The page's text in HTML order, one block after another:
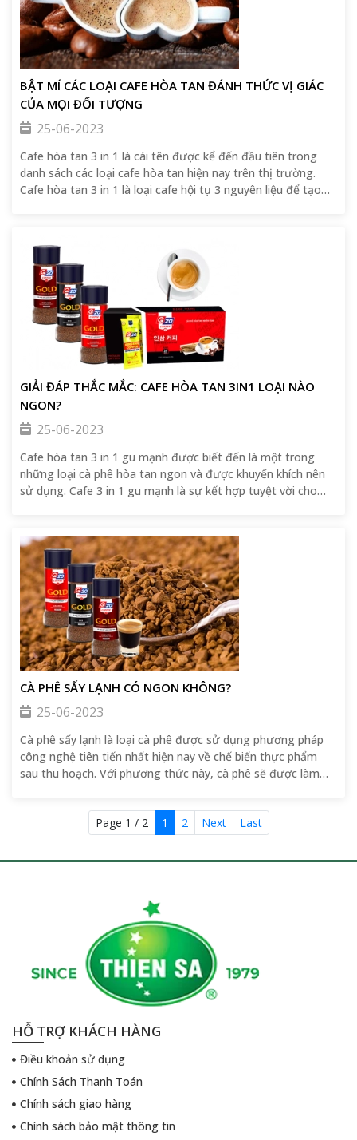
BẬT MÍ CÁC LOẠI CAFE HÒA TAN ĐÁNH THỨC VỊ GIÁC
CỦA MỌI ĐỐI TƯỢNG
25-06-2023
Cafe hòa tan 3 in 1 là cái tên được kể đến đầu tiên trong
danh sách các loại cafe hòa tan hiện nay trên thị trường.
Cafe hòa tan 3 in 1 là loại cafe hội tụ 3 nguyên liệu để tạo
mọi người không kể tuổi tác, già trẻ, gái trai, lớn bé. Bên
cạnh đó dòng sản phẩm cafe hòa tan 3 in này rất tiện cho
những người bận rộn, không có thời gian ngồi chờ một ly
cafe phin hoặc dùng trong các kỳ đại hội, hội thảo, của hàng
tiện lợi,...
GIẢI ĐÁP THẮC MẮC: CAFE HÒA TAN 3IN1 LOẠI NÀO
NGON?
25-06-2023
Cafe hòa tan 3 in 1 gu mạnh được biết đến là một trong
những loại cà phê hòa tan ngon và được khuyến khích nên
sử dụng. Cafe 3 in 1 gu mạnh là sự kết hợp tuyệt vời cho
CÀ PHÊ SẤY LẠNH CÓ NGON KHÔNG?
25-06-2023
Cà phê sấy lạnh là loại cà phê được sử dụng phương pháp
công nghệ tiên tiến nhất hiện nay về chế biến thực phẩm
sau thu hoạch. Với phương thức này, cà phê sẽ được làm
dụng nhiệt độ thấp làm khô sản phẩm ở trong buồng sấy
nhiệt độ âm sâu để sản phẩm thoát hơi nước, sẽ giúp cho
sản phẩm mang lại mùi vị tốt, chất lượng hảo hạng.
Page 1 / 2 1 2 Next Last
HỖ TRỢ KHÁCH HÀNG
Điều khoản sử dụng
Chính Sách Thanh Toán
Chính sách giao hàng
Chính sách bảo mật thông tin